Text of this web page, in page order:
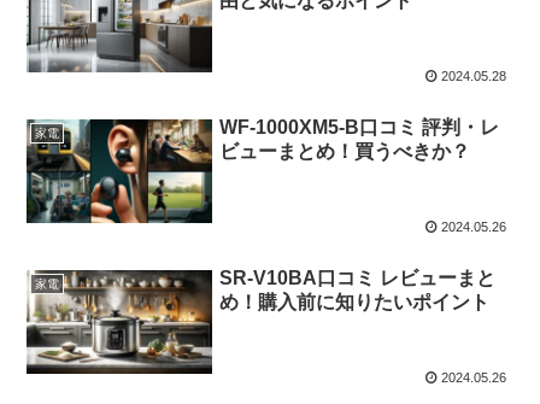
2024.05.28
家電
WF-1000XM5-B口コミ 評判・レ
ビューまとめ！買うべきか？
2024.05.26
家電
SR-V10BA口コミ レビューまと
め！購入前に知りたいポイント
2024.05.26